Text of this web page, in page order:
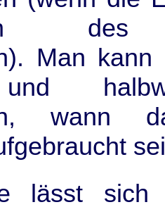
des
Man
wann
lässt sich